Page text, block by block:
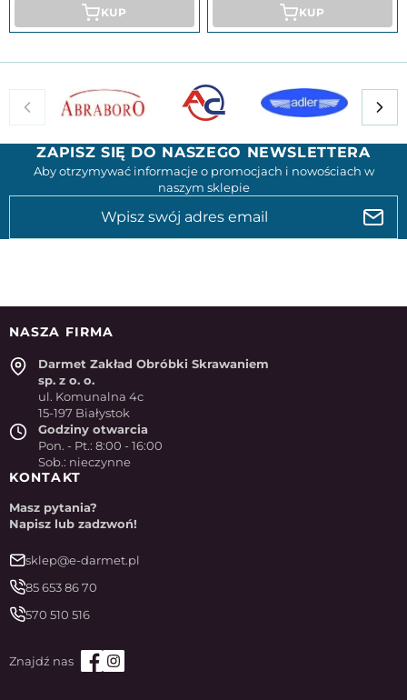
KUP KUP
ZAPISZ SIĘ DO NASZEGO NEWSLETTERA
Aby otrzymywać informacje o promocjach i nowościach w
naszym sklepie
NASZA FIRMA
Darmet Zakład Obróbki Skrawaniem
sp. z o. o.
ul. Komunalna 4c
15-197 Białystok
Godziny otwarcia
Pon. - Pt.: 8:00 - 16:00
Sob.: nieczynne
KONTAKT
Masz pytania?
Napisz lub zadzwoń!
sklep@e-darmet.pl
85 653 86 70
570 510 516